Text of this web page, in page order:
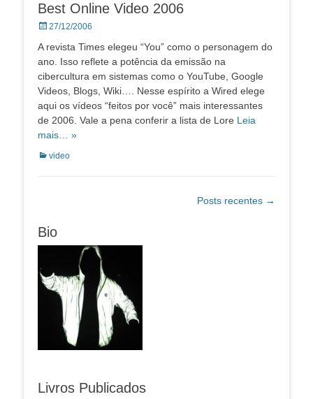
Best Online Video 2006
Posted
27/12/2006
A revista Times elegeu “You” como o personagem do
ano. Isso reflete a potência da emissão na
cibercultura em sistemas como o YouTube, Google
Videos, Blogs, Wiki…. Nesse espírito a Wired elege
aqui os vídeos “feitos por você” mais interessantes
de 2006. Vale a pena conferir a lista de Lore Leia
mais… »
Categorias:
video
posts
Posts recentes →
Bio
Livros Publicados